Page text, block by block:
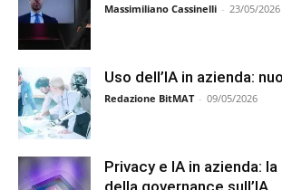
Massimiliano Cassinelli - 23/05/2026
Uso dell’IA in azienda:
Redazione BitMAT - 09/05/2026
Privacy e IA in azienda:
della governance sull’IA